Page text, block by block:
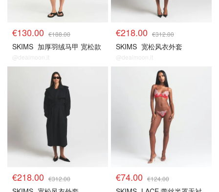
€130.00 €188.00
SKIMS 加厚羽绒马甲 宽松款
@dealmoon.it
€218.00 €312.00
SKIMS 宽松风衣外套
@dealmoon.it
€218.00 €312.00 €74.00 €124.00